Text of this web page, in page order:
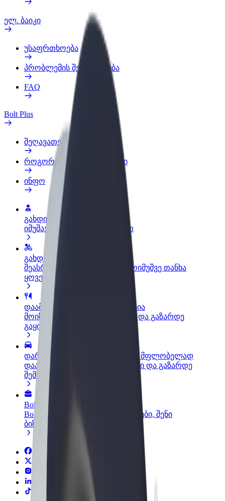
ელ. ბაიკი
უსაფრთხოება
პრობლემის შეტყობინება
FAQ
Bolt Plus
შეღავათები
როგორ გავხდე გამომწერი
ინფო
გახდი პარტნიორი მძღოლი
იმუშავე საკუთარი გრაფიკით
გახდი კურიერი
შეასრულე შეკვეთები და გამოიმუშვე თანხა
ყოველკვირეულად
დაამატე რესტორანი ან მაღაზია
მოიზიდე მეტი მომხმარებელი და გაზარდე
გაყიდვები
დარეგისტრირდი ავტოპარკის მფლობელად
დაამატე შენი ავტოპარკი Bolt-ში და გაზარდე
შემოსავალი
Bolt ბიზნესისთვის
Bolt-ის პროდუქტები და სერვისები, შენი
ბიზნესისთვის